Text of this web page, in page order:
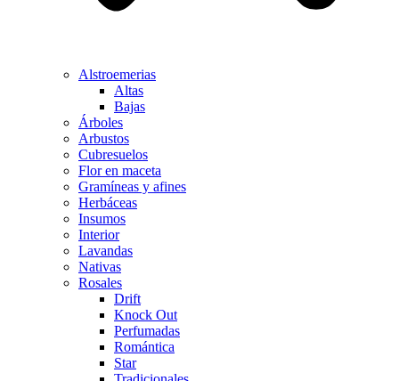
Alstroemerias
Altas
Bajas
Árboles
Arbustos
Cubresuelos
Flor en maceta
Gramíneas y afines
Herbáceas
Insumos
Interior
Lavandas
Nativas
Rosales
Drift
Knock Out
Perfumadas
Romántica
Star